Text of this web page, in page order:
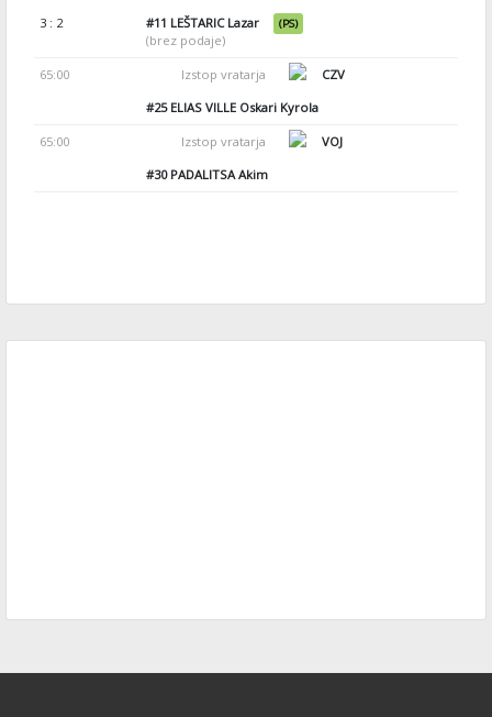
3 : 2
#11 LEŠTARIC Lazar (PS)
(brez podaje)
65:00 Izstop vratarja
CZV
#25ELIAS VILLE Oskari Kyrola
65:00 Izstop vratarja
VOJ
#30PADALITSA Akim